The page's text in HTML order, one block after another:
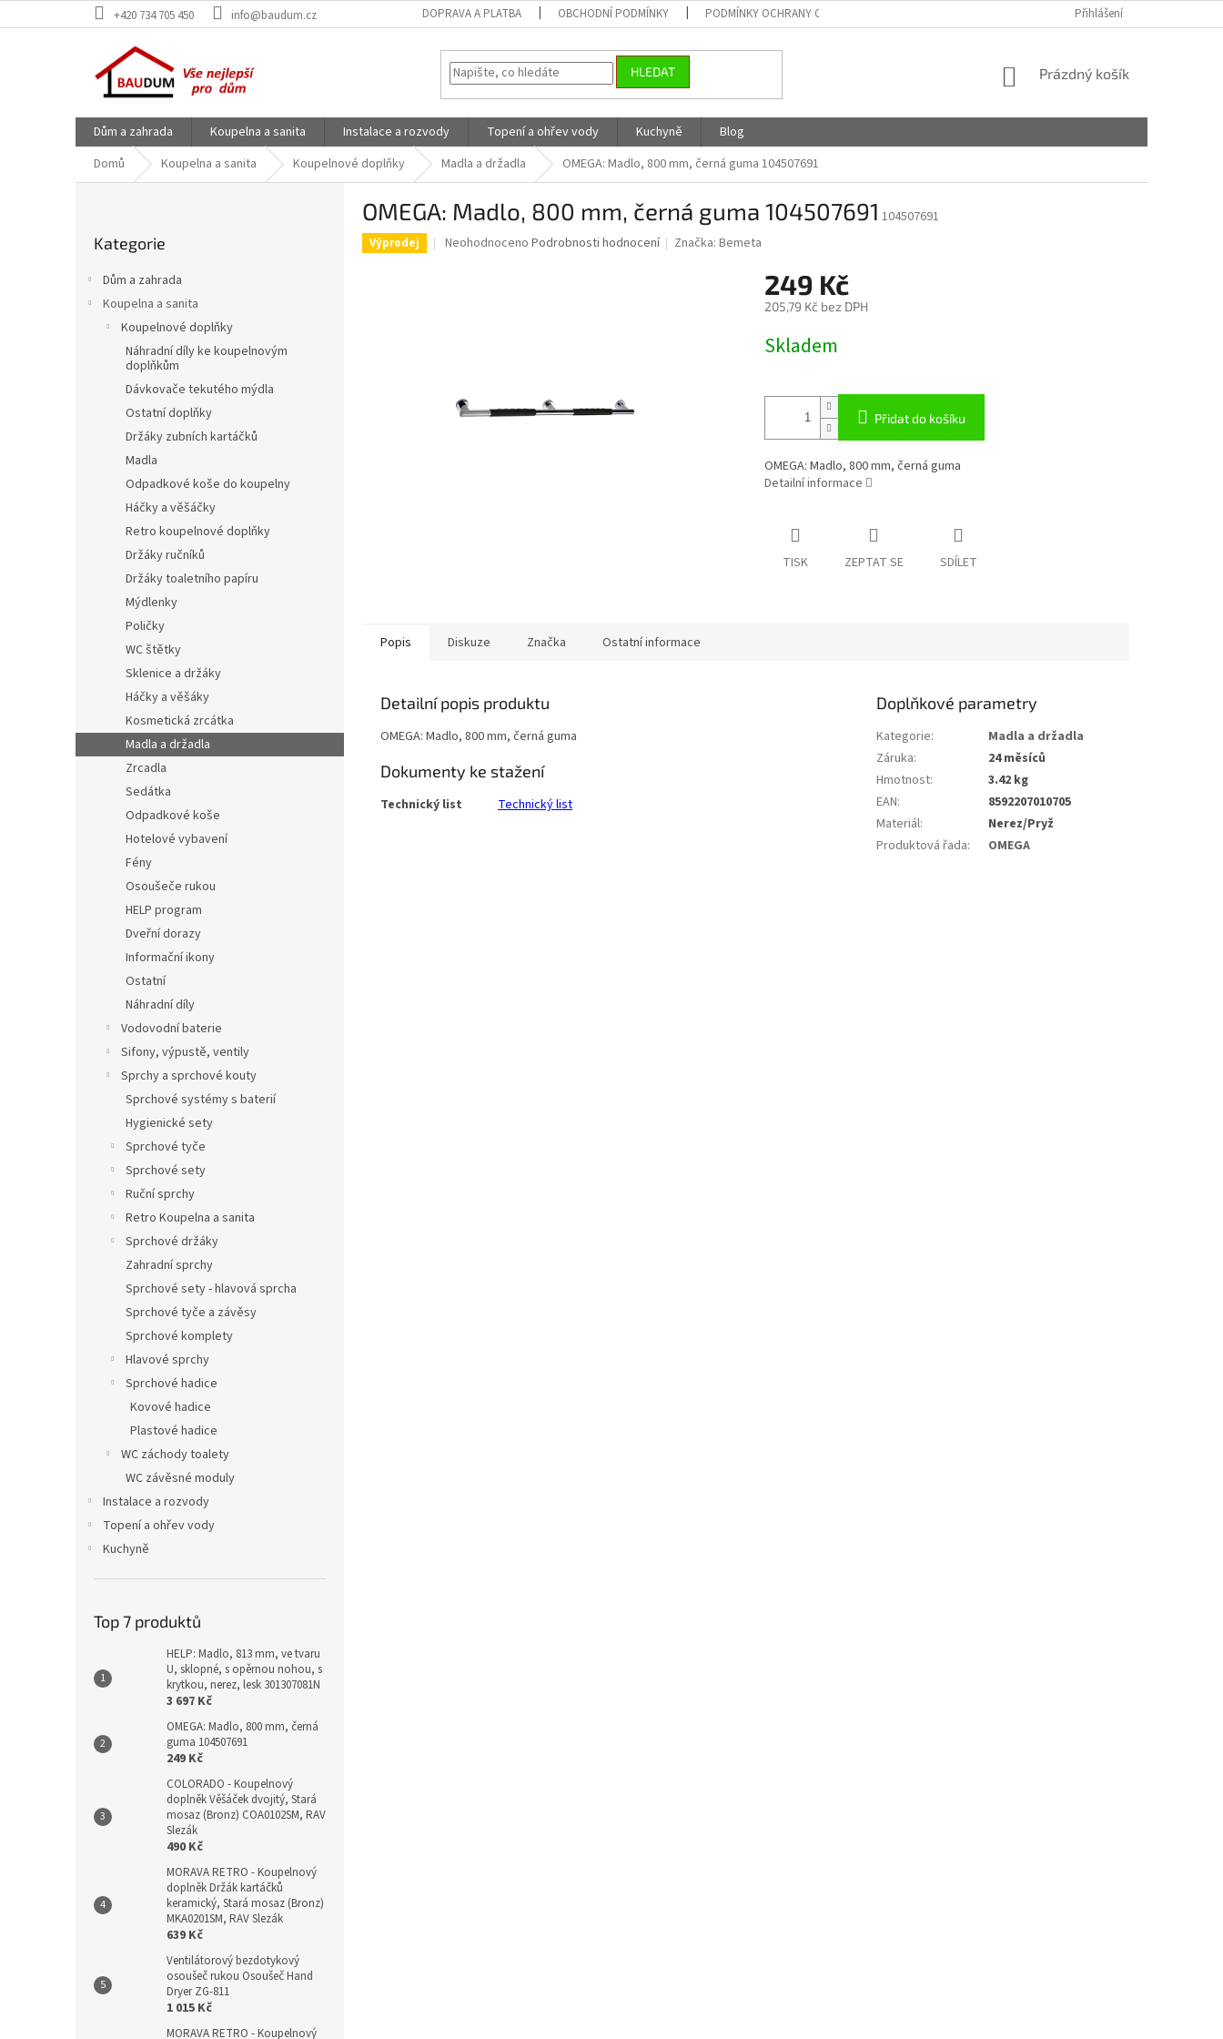
na
+420 734 705 450 info@baudum.cz DOPRAVA A PLATBA OBCHODNÍ PODMÍNKY PODMÍNKY OCHRANY OSOBNÍCH ÚDAJŮ Přihlášení
HLEDAT
NÁKUPNÍ
Prázdný košík
Dům a zahrada Koupelna a sanita Instalace a rozvody Topení a ohřev vody Kuchyně
Blog
Domů
Koupelna a sanita Koupelnové doplňky Madla a držadla OMEGA: Madlo, 800 mm, černá guma 104507691
kategorie
Kategorie
Dům a zahrada
Koupelna a sanita
Koupelnové doplňky
Náhradní díly ke koupelnovým
doplňkům
Dávkovače tekutého mýdla
Ostatní doplňky
Držáky zubních kartáčků
Madla
Odpadkové koše do koupelny
Háčky a věšáčky
Retro koupelnové doplňky
Držáky ručníků
Držáky toaletního papíru
Mýdlenky
Poličky
WC štětky
Sklenice a držáky
Háčky a věšáky
Kosmetická zrcátka
Madla a držadla
Zrcadla
Sedátka
Odpadkové koše
Hotelové vybavení
Fény
Osoušeče rukou
HELP program
Dveřní dorazy
Informační ikony
Ostatní
Náhradní díly
Vodovodní baterie
Sifony, výpustě, ventily
Sprchy a sprchové kouty
Sprchové systémy s baterií
Hygienické sety
Sprchové tyče
Sprchové sety
Ruční sprchy
Retro Koupelna a sanita
Sprchové držáky
Zahradní sprchy
Sprchové sety - hlavová sprcha
Sprchové tyče a závěsy
Sprchové komplety
Hlavové sprchy
Sprchové hadice
Kovové hadice
Plastové hadice
WC záchody toalety
WC závěsné moduly
Instalace a rozvody
Topení a ohřev vody
Kuchyně
Top 7 produktů
HELP: Madlo, 813 mm, ve tvaru
U, sklopné, s opěrnou nohou, s
krytkou, nerez, lesk 301307081N
3 697 Kč
OMEGA: Madlo, 800 mm, černá
guma 104507691
249 Kč
COLORADO - Koupelnový
doplněk Věšáček dvojitý, Stará
mosaz (Bronz) COA0102SM, RAV
Slezák
490 Kč
MORAVA RETRO - Koupelnový
doplněk Držák kartáčků
keramický, Stará mosaz (Bronz)
MKA0201SM, RAV Slezák
639 Kč
Ventilátorový bezdotykový
osoušeč rukou Osoušeč Hand
Dryer ZG-811
1 015 Kč
MORAVA RETRO - Koupelnový
OMEGA: Madlo, 800 mm, černá guma 104507691 104507691
Výprodej
Průměrné
Neohodnoceno Podrobnosti hodnocení Značka:Bemeta
249 Kč
205,79 Kč bez DPH
cena:
Skladem
Přidat do košíku
OMEGA: Madlo, 800 mm, černá guma
Detailní informace
TISK ZEPTAT SE SDÍLET
Popis Diskuze Značka Ostatní informace
Detailní popis produktu
OMEGA: Madlo, 800 mm, černá guma
Dokumenty ke stažení
Technický list Technický list
Doplňkové parametry
Kategorie:
Madla a držadla
Záruka:
24 měsíců
Hmotnost:
3.42 kg
EAN:
8592207010705
Materiál:
Nerez/Pryž
Produktová řada: OMEGA